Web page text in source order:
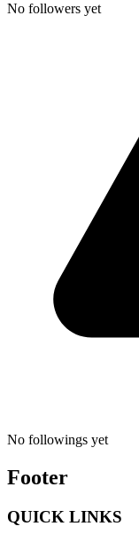
No followers yet
No followings yet
Footer
QUICK LINKS